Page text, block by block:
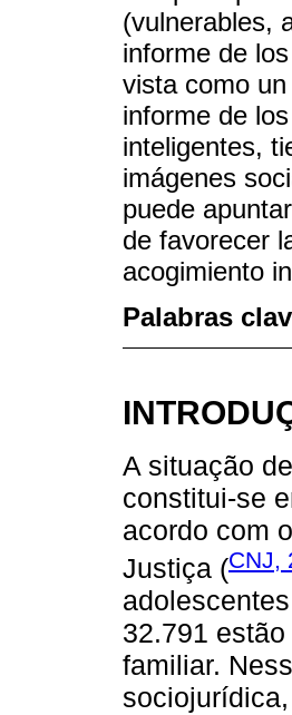
(vulnerables,
informe de
vista como
informe de
inteligentes,
imágenes
puede
de favorecer
acogimiento
Palabras
A situação
constitui-se
acordo com
Justiça (CNJ,
32.791
familiar.